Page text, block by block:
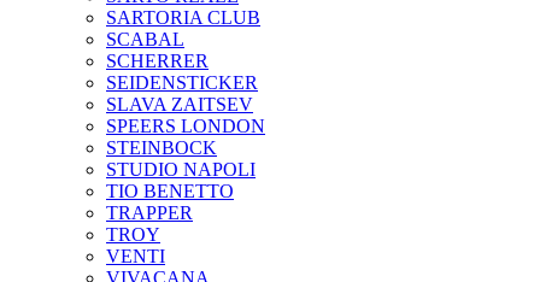
SARTORIA CLUB
SCABAL
SCHERRER
SEIDENSTICKER
SLAVA ZAITSEV
SPEERS LONDON
STEINBOCK
STUDIO NAPOLI
TIO BENETTO
TRAPPER
TROY
VENTI
VIVACANA